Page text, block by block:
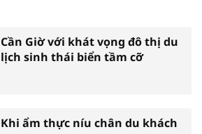
Cần Giờ với khát vọng đô thị du
lịch sinh thái biển tầm cỡ
Khi ẩm thực níu chân du khách